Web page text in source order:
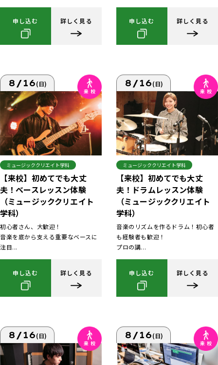
申し込む 詳しく見る 申し込む 詳しく見る
8/16(日)
ミュージッククリエイト学科
【来校】初めてでも大丈
夫！ベースレッスン体験
（ミュージッククリエイト
学科）
初心者さん、大歓迎！
音楽を底から支える重要なベースに
注目...
申し込む 詳しく見る
8/16(日)
ミュージッククリエイト学科
【来校】初めてでも大丈
夫！ドラムレッスン体験
（ミュージッククリエイト
学科）
音楽のリズムを作るドラム！初心者
も経験者も歓迎！
プロの講...
申し込む 詳しく見る
8/16(日) 8/16(日)